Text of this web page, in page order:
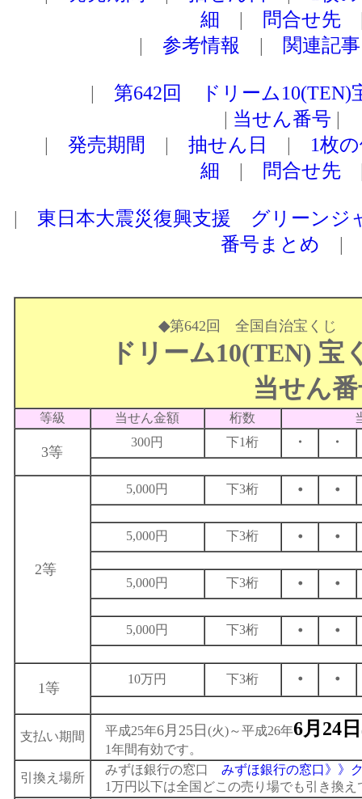
細 | 問合せ先
|参考情報 | 関連記
|第642回 ドリーム
| 当せん番号 |
| 発売期間 | 抽せん日 | 1枚
細 | 問合せ先
| 東日本大震災復興支援 グリーンジ
番号まとめ |
◆第642回 全国自治宝くじ
ドリーム10(TEN) 宝
当せん番号
等級 当せん金額 桁数
3等
300円 下1桁 ・ ・
2等
5,000円 下3桁 ・ ・
5,000円 下3桁 ・ ・
5,000円 下3桁 ・ ・
5,000円 下3桁 ・ ・
1等
10万円 下3桁 ・ ・
支払い期間 平成25年6月25日 (火)～平成26年6月24日
1年間有効です。
引換え場所
みずほ銀行の窓口 みずほ銀行の窓口》》
1万円以下は全国どこの売り場でも引き換え